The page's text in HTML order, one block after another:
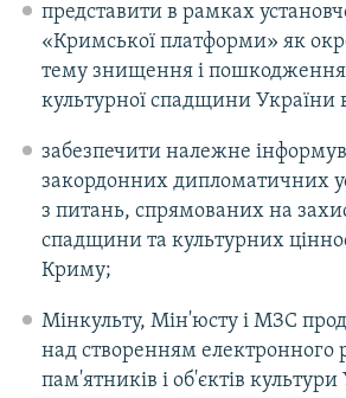
представити в рамках
«Кримської платформи» як
тему знищення і пошкодження
культурної спадщини України
забезпечити належне
закордонних дипломатичних
з питань, спрямованих на
спадщини та культурних
Криму;
Мінкульту, Мін'юсту і МЗС
над створенням електронного
пам'ятників і об'єктів культури